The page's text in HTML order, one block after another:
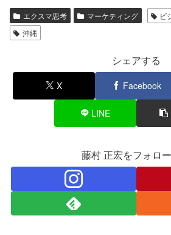
エクスマ思考 マーケティング ビ
沖縄
シェアする
X Facebook
LINE
藤村 正宏をフォロ